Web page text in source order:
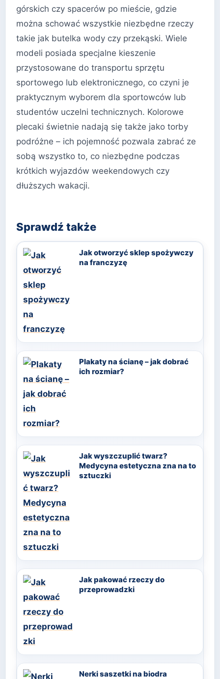
górskich czy spacerów po mieście, gdzie
można schować wszystkie niezbędne rzeczy
takie jak butelka wody czy przekąski. Wiele
modeli posiada specjalne kieszenie
przystosowane do transportu sprzętu
sportowego lub elektronicznego, co czyni je
praktycznym wyborem dla sportowców lub
studentów uczelni technicznych. Kolorowe
plecaki świetnie nadają się także jako torby
podróżne – ich pojemność pozwala zabrać ze
sobą wszystko to, co niezbędne podczas
krótkich wyjazdów weekendowych czy
dłuższych wakacji.
Sprawdź także
Jak otworzyć sklep spożywczy
na franczyzę
Plakaty na ścianę – jak dobrać
ich rozmiar?
Jak wyszczuplić twarz?
Medycyna estetyczna zna na to
sztuczki
Jak pakować rzeczy do
przeprowadzki
Nerki saszetki na biodra